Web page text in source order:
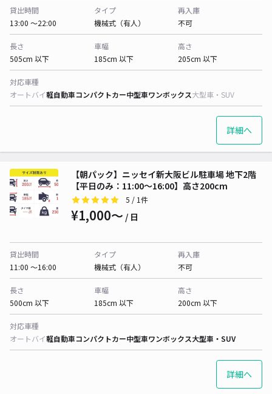
貸出時間
13:00 〜22:00
タイプ
機械式（有人）
再入庫
不可
長さ
505cm 以下
車幅
185cm 以下
高さ
205cm 以下
対応車種
オートバイ軽自動車コンパクトカー中型車ワンボックス大型車・SUV
詳細へ
【朝パック】ニッセイ新大阪ビル駐車場 地下2階
【平日のみ：11:00～16:00】高さ200cm
5 / 1件
¥1,000〜 / 日
貸出時間
11:00 〜16:00
タイプ
機械式（有人）
再入庫
不可
長さ
500cm 以下
車幅
185cm 以下
高さ
200cm 以下
対応車種
オートバイ軽自動車コンパクトカー中型車ワンボックス大型車・SUV
詳細へ